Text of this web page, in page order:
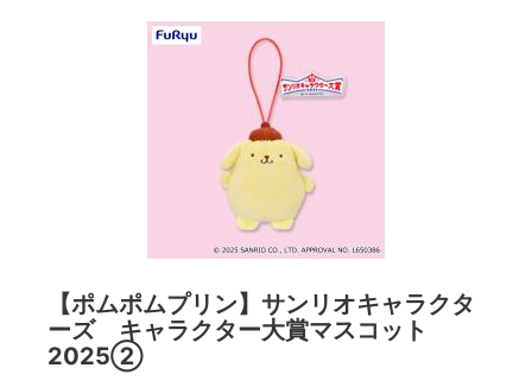
【ポムポムプリン】サンリオキャラクタ
ーズ キャラクター大賞マスコット
2025②